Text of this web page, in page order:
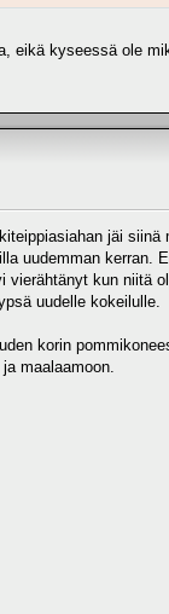
eikä kyseessä ole
jäi siinä
uudemman kerran.
vierähtänyt kun niitä
uudelle kokeilulle.
korin
maalaamoon.